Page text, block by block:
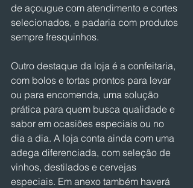
de açougue com atendimento e cortes
selecionados, e padaria com produtos
sempre fresquinhos.
Outro destaque da loja é a confeitaria,
com bolos e tortas prontos para levar
ou para encomenda, uma solução
prática para quem busca qualidade e
sabor em ocasiões especiais ou no
dia a dia. A loja conta ainda com uma
adega diferenciada, com seleção de
vinhos, destilados e cervejas
especiais. Em anexo também haverá